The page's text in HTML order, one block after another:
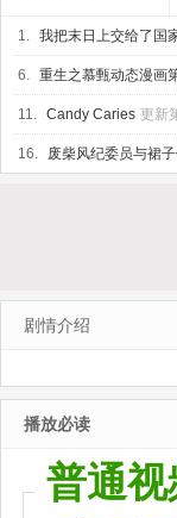
XXXX剧场版
1. 我把末日上交给了国
17集
6. 重生之慕甄动态漫画
新第20集
11. Candy Caries 更新
16. 废柴风纪委员与裙
剧情介绍
播放必读
普通